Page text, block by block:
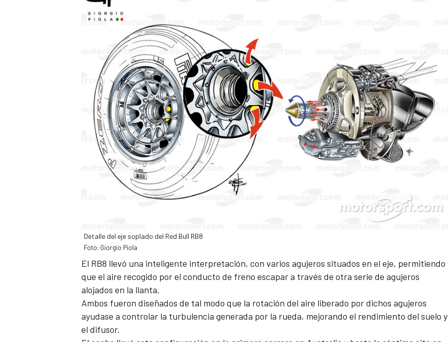
Detalle del eje soplado del Red Bull RB8
Foto: Giorgio Piola
El RB8 llevó una inteligente interpretación, con varios agujeros situados en el eje, permitiendo
que el aire recogido por el conducto de freno escapar a través de otra serie de agujeros
alojados en la llanta.
Ambos fueron diseñados de tal modo que la rotación del aire liberado por dichos agujeros
ayudase a controlar la turbulencia generada por la rueda, mejorando el rendimiento del suelo y
el difusor.